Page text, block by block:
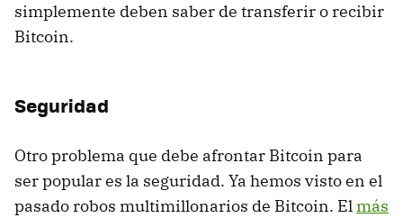
simplemente deben saber de transferir o recibir
Bitcoin.
Seguridad
Otro problema que debe afrontar Bitcoin para
ser popular es la seguridad. Ya hemos visto en el
pasado robos multimillonarios de Bitcoin. Elmás